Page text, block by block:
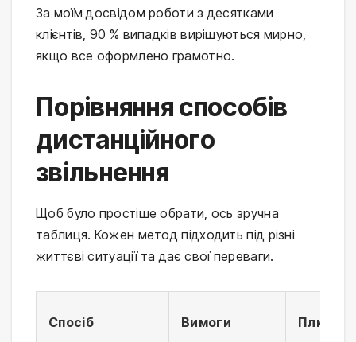
За моїм досвідом роботи з десятками
клієнтів, 90 % випадків вирішуються мирно,
якщо все оформлено грамотно.
Порівняння способів
дистанційного
звільнення
Щоб було простіше обрати, ось зручна
таблиця. Кожен метод підходить під різні
життєві ситуації та дає свої переваги.
Спосіб Вимоги Плюси